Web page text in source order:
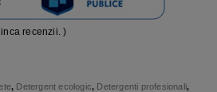
recenzii. )
, Detergent ecologic, Detergenti profesionali,